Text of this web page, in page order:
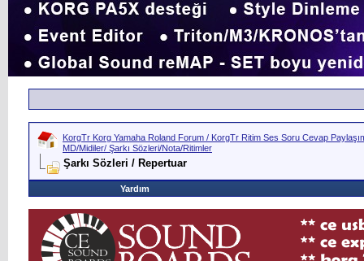
KorgTr Korg Yamaha Roland Forum / KorgTr Ritim Ses Soru Cevap
MD/Midiler/ Şarkı Sözleri/Nota/Ritimler
Şarkı Sözleri / Repertuar
Yardım